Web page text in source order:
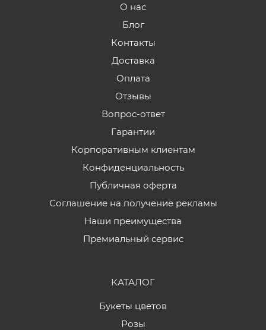
О нас
Блог
Контакты
Доставка
Оплата
Отзывы
Вопрос-ответ
Гарантии
Корпоративным клиентам
Конфиденциальность
Публичная оферта
Соглашение на получение рекламы
Наши преимущества
Премиальный сервис
КАТАЛОГ
Букеты цветов
Розы